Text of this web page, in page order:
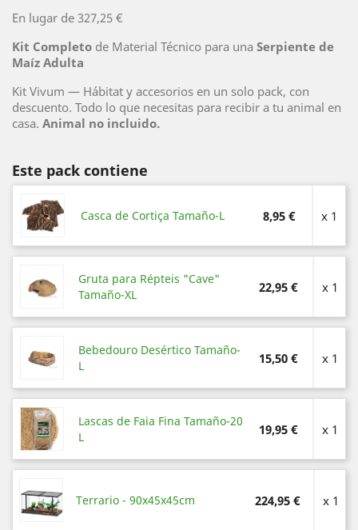
En lugar de 327,25 €
Kit Completo de Material Técnico para una Serpiente de
Maíz Adulta
Kit Vivum — Hábitat y accesorios en un solo pack, con
descuento. Todo lo que necesitas para recibir a tu animal en
casa. Animal no incluido.
Este pack contiene
Casca de Cortiça Tamaño-L 8,95 € x 1
Gruta para Répteis "Cave"
Tamaño-XL
22,95 € x 1
Bebedouro Desértico Tamaño-
L
15,50 € x 1
Lascas de Faia Fina Tamaño-20
L
19,95 € x 1
Terrario - 90x45x45cm 224,95 € x 1